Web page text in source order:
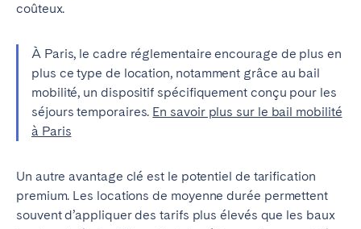
coûteux.
À Paris, le cadre réglementaire encourage de plus en
plus ce type de location, notamment grâce au bail
mobilité, un dispositif spécifiquement conçu pour les
séjours temporaires. En savoir plus sur le bail mobilité
à Paris
Un autre avantage clé est le potentiel de tarification
premium. Les locations de moyenne durée permettent
souvent d’appliquer des tarifs plus élevés que les baux